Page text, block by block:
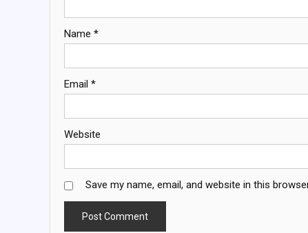
Name *
Email *
Website
Save my name, email, and website in this